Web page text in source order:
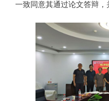
一致同意其通过论文答辩